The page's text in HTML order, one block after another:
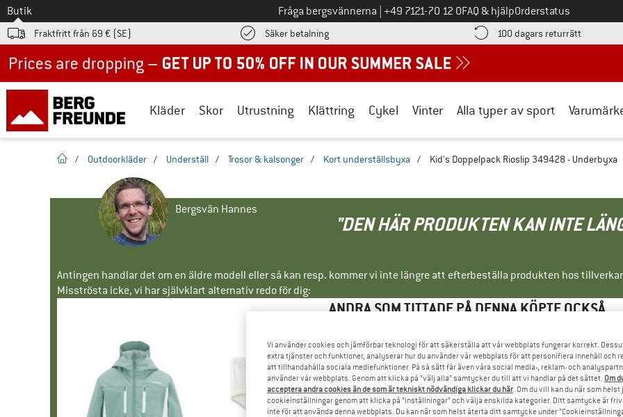
Till
Butik Fråga bergsvännerna Ring oss på
+49 7121-70 12 0FAQ & hjälpOrderstatus
Fraktfritt från 69 € (SE) Säker betalningHitta betalningsinformationen här! Öppnas i en inforuta
100 dagars returrätt Gå till
Kläder Skor Utrustning Klättring Cykel Vinter Alla typer av sport
Hemsida
/ Outdoorkläder / Underställ / Trosor & kalsonger / Kort underställsbyxa / Kid's Doppelpack Rioslip 349428 - Underbyxa
Bergsvän Hannes
"DEN HÄR PRODUKTEN KAN INTE
Antingen handlar det om en äldre modell eller så kan resp. kommer vi inte längre att efterbeställa produkten hos
Misströsta icke, vi har självklart alternativ redo för dig:
ANDRA SOM TITTADE PÅ DENNA KÖPTE OCKSÅ
Vi använder cookies och jämförbar teknologi för att säkerställa att vår webbplats fungerar korrekt.
extra tjänster och funktioner, analyserar hur du använder vår webbplats för att personifiera innehåll och
att tillhandahålla sociala mediefunktioner. På så sätt får även våra social media-, reklam- och
använder vår webbplats. Genom att klicka på ”välj alla” samtycker du till att vi handlar på det sättet. Om
acceptera andra cookies än de som är tekniskt nödvändiga klickar du här. Om du vill kan du när som
cookieinställningar genom att klicka på ”inställningar” och välja enskilda kategorier. Ditt samtycke är
inte för att använda denna webbplats. Du kan när som helst återta ditt samtycke under